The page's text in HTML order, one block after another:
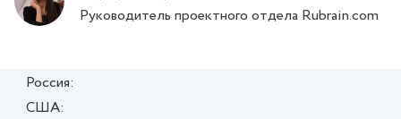
Руководитель проектного отдела Rubrain.com
Россия:
США: